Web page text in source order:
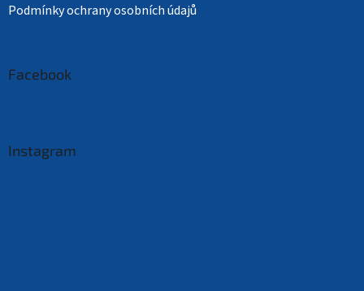
Podmínky ochrany osobních údajů
Facebook
Instagram